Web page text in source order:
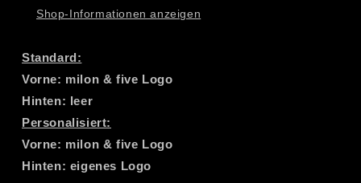
Shop-Informationen anzeigen
Standard:
Vorne: milon & five Logo
Hinten: leer
Personalisiert:
Vorne: milon & five Logo
Hinten: eigenes Logo